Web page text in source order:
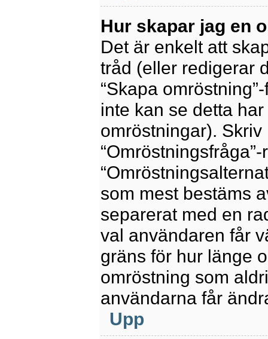
Hur skapar jag en
Det är enkelt att
tråd (eller redigerar
“Skapa
inte kan se detta
omröstningar).
som mest bestäms
separerat med en
val användaren får
gräns för hur länge
omröstning som
användarna får
Upp